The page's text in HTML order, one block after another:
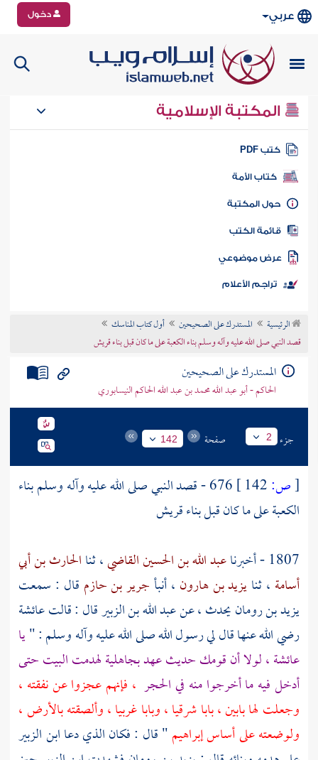
عربي دخول
المكتبة الإسلامية
كتب PDF
كتاب الأمة
المكتبة
الكتب
موضوعي
تراجم الأعلام
الرئيسية المستدرك على الصحيحين
أول كتاب المناسك
قصد النبي صلى الله عليه وآله وسلم بناء الكعبة على ما كان قبل بناء قريش
المستدرك على الصحيحين
الحاكم - أبو عبد الله محمد بن عبد الله الحاكم النيسابوري
جزء 2 صفحة 142
[ص:
676 - قصد النبي صلى الله عليه وآله وسلم بناء
الكعبة على ما كان قبل بناء قريش
1807 - أخبرنا
عبد الله بن الحسين القاضي، ثناالحارث بن أبي
أسامة ، ثنايزيد بن هارون ، أنبأجرير بن حازم قال : سمعت
يزيد بن رومانيحدث ، عنعبد الله بن الزبيرقال : قالتعائشة
رضي الله عنها قال لي رسول الله صلى الله عليه وآله وسلم : "يا
عائشة، لولا أن قومك حديث عهد بجاهلية لهدمت البيت حتى
أدخل فيه ما أخرجوا منه في الحجر ، فإنهم عجزوا عن نفقته ،
وجعلت لها بابين ، بابا شرقيا ، وبابا غربيا ، وألصقته بالأرض ،
ولوضعته على أساسإبراهيم" قال : فكان الذي دعاابن الزبير